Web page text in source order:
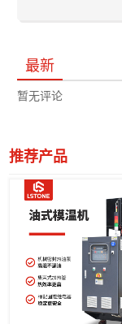
最新
暂无评论
推荐产品